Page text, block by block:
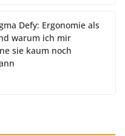
Defy: Ergonomie als
warum ich mir
sie kaum noch